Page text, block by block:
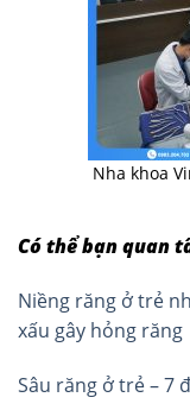
Nha khoa
Có thể bạn quan
Niềng răng ở trẻ
xấu gây hỏng răng
Sâu răng ở trẻ – 7